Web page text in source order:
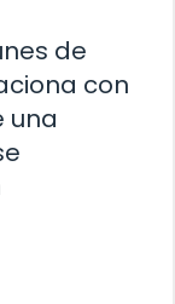
de
con
una